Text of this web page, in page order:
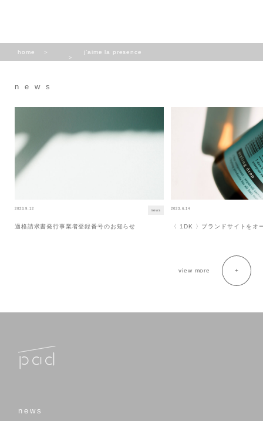
home j’aime la presence
news
2023.9.12 news
適格請求書発行事業者登録番号のお知らせ
2023.6.14
〈 1DK 〉ブランドサイトをオ
view more
news